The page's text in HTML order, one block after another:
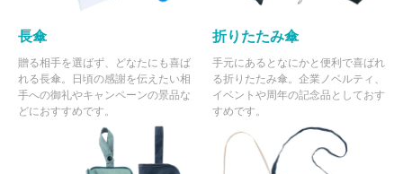
長傘
贈る相手を選ばず、どなたにも喜ば
れる長傘。日頃の感謝を伝えたい相
手への御礼やキャンペーンの景品な
どにおすすめです。
折りたたみ傘
手元にあるとなにかと便利で喜ばれ
る折りたたみ傘。企業ノベルティ、
イベントや周年の記念品としておす
すめです。